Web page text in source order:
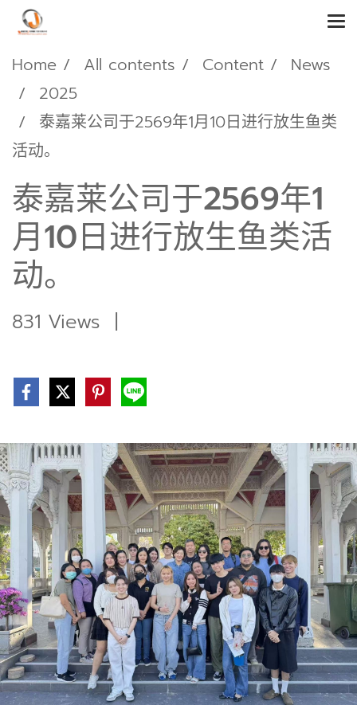
Home All contents Content
News
2025
泰嘉莱公司于2569年1月10日进行放生鱼类
活动。
泰嘉莱公司于2569年1
月10日进行放生鱼类活
动。
831 Views |